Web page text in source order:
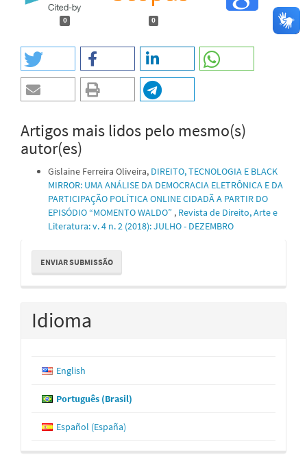
0 0
Artigos mais lidos pelo mesmo(s)
autor(es)
Gislaine Ferreira Oliveira, DIREITO, TECNOLOGIA E BLACK
MIRROR: UMA ANÁLISE DA DEMOCRACIA ELETRÔNICA E DA
PARTICIPAÇÃO POLÍTICA ONLINE CIDADÃ A PARTIR DO
EPISÓDIO “MOMENTO WALDO” , Revista de Direito, Arte e
Literatura: v. 4 n. 2 (2018): JULHO - DEZEMBRO
Enviar
Submissão
ENVIAR SUBMISSÃO
Idioma
English
Português (Brasil)
Español (España)